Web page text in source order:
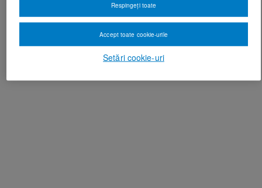
Setări cookie-uri
Respingeți toate
Accept toate cookie-urile